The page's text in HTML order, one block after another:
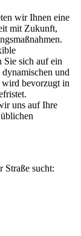
wir Ihnen eine
mit Zukunft,
Sie sich auf ein
und
wird bevorzugt in
uns auf Ihre
Straße sucht: